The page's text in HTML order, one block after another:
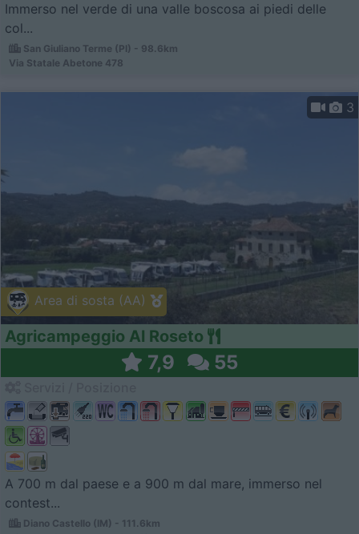
Immerso nel verde di una valle boscosa ai piedi delle
col...
San Giuliano Terme (PI) - 98.6km
Via Statale Abetone 478
Area di sosta (AA)
3
Agricampeggio Al Roseto
7,9 55
A 700 m dal paese e a 900 m dal mare, immerso nel
contest...
Diano Castello (IM) - 111.6km